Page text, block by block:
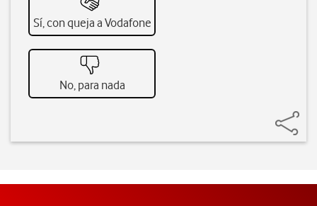
Sí, con queja a Vodafone
No, para nada